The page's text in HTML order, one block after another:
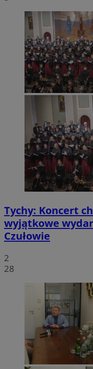
Tychy: Koncert
wyjątkowe
Czułowie
2
28